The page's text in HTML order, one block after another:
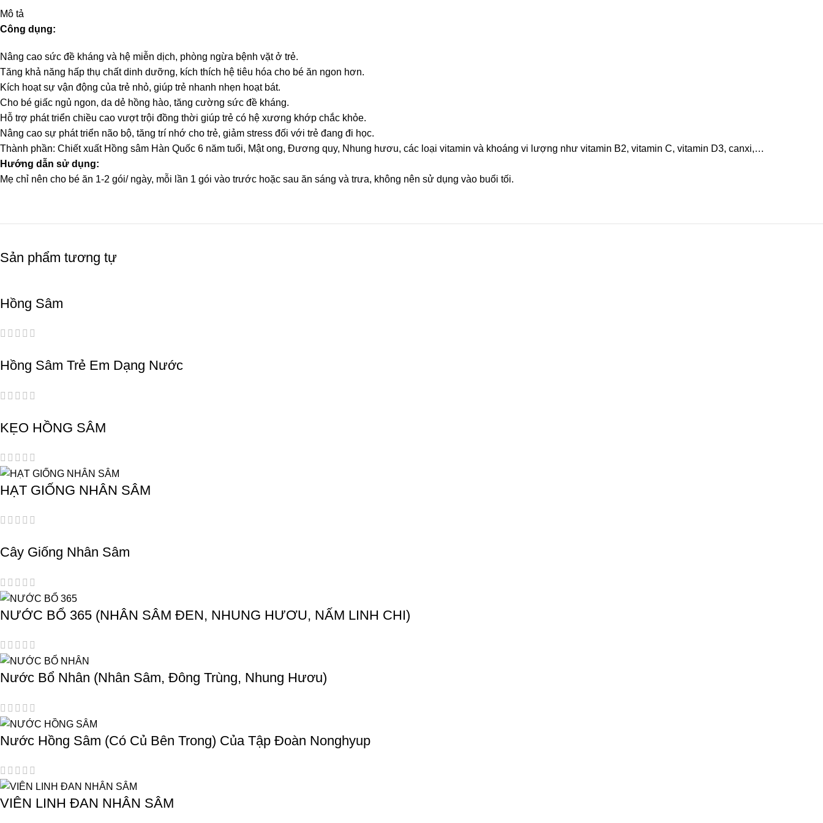
Mô tả
Công dụng:
Nâng cao sức đề kháng và hệ miễn dịch, phòng ngừa bệnh vặt ở trẻ.
Tăng khả năng hấp thụ chất dinh dưỡng, kích thích hệ tiêu hóa cho bé ăn ngon hơn.
Kích hoạt sự vận động của trẻ nhỏ, giúp trẻ nhanh nhẹn hoạt bát.
Cho bé giấc ngủ ngon, da dẻ hồng hào, tăng cường sức đề kháng.
Hỗ trợ phát triển chiều cao vượt trội đồng thời giúp trẻ có hệ xương khớp chắc khỏe.
Nâng cao sự phát triển não bộ, tăng trí nhớ cho trẻ, giảm stress đối với trẻ đang đi học.
Thành phần: Chiết xuất Hồng sâm Hàn Quốc 6 năm tuổi, Mật ong, Đương quy, Nhung hươu, các loại vitamin và khoáng vi lượng như vitamin B2, vitamin C, vitamin D3, canxi,…
Hướng dẫn sử dụng:
Mẹ chỉ nên cho bé ăn 1-2 gói/ ngày, mỗi lần 1 gói vào trước hoặc sau ăn sáng và trưa, không nên sử dụng vào buổi tối.
Sản phẩm tương tự
Hồng Sâm
Hồng Sâm Trẻ Em Dạng Nước
KẸO HỒNG SÂM
HẠT GIỐNG NHÂN SÂM
Cây Giống Nhân Sâm
NƯỚC BỔ 365 (NHÂN SÂM ĐEN, NHUNG HƯƠU, NẤM LINH CHI)
Nước Bổ Nhân (Nhân Sâm, Đông Trùng, Nhung Hươu)
Nước Hồng Sâm (Có Củ Bên Trong) Của Tập Đoàn Nonghyup
VIÊN LINH ĐAN NHÂN SÂM